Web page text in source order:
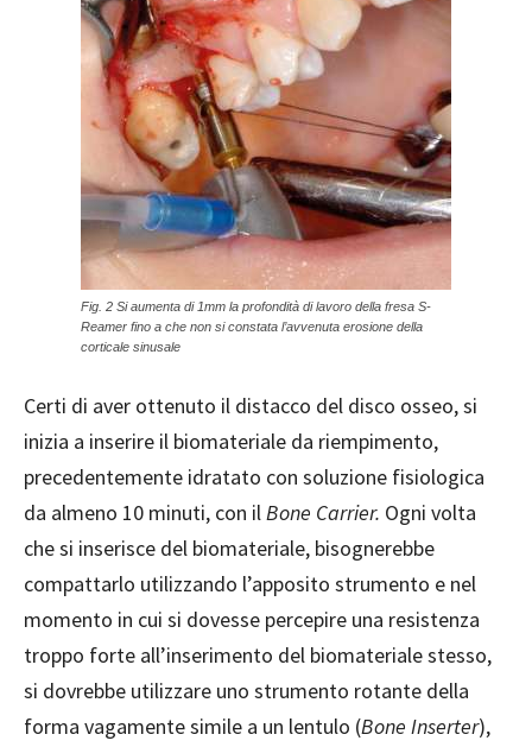
Fig. 2 Si aumenta di 1mm la profondità di lavoro della fresa S-
Reamer fino a che non si constata l’avvenuta erosione della
corticale sinusale
Certi di aver ottenuto il distacco del disco osseo, si
inizia a inserire il biomateriale da riempimento,
precedentemente idratato con soluzione fisiologica
da almeno 10 minuti, con ilBone Carrier. Ogni volta
che si inserisce del biomateriale, bisognerebbe
compattarlo utilizzando l’apposito strumento e nel
momento in cui si dovesse percepire una resistenza
troppo forte all’inserimento del biomateriale stesso,
si dovrebbe utilizzare uno strumento rotante della
forma vagamente simile a un lentulo (Bone Inserter),